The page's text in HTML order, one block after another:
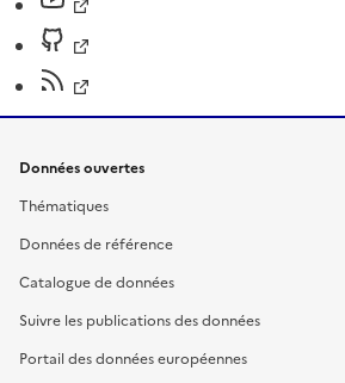
Données ouvertes
Thématiques
Données de référence
Catalogue de données
Suivre les publications des données
Portail des données européennes